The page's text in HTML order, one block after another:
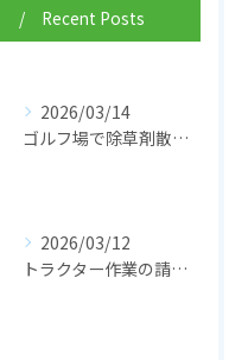
Recent Posts
2026/03/14
ゴルフ場で除草剤散布 ターディアン粒剤
2026/03/12
トラクター作業の請負サービスがしたい！